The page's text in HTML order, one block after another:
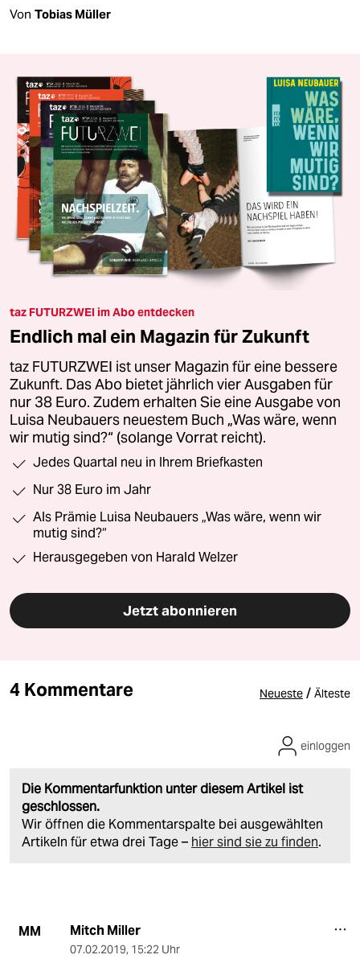
Von Tobias Müller
taz FUTURZWEI im Abo entdecken
Endlich mal ein Magazin für Zukunft
taz FUTURZWEI ist unser Magazin für eine bessere
Zukunft. Das Abo bietet jährlich vier Ausgaben für
nur 38 Euro. Zudem erhalten Sie eine Ausgabe von
Luisa Neubauers neuestem Buch „Was wäre, wenn
wir mutig sind?“ (solange Vorrat reicht).
Jedes Quartal neu in Ihrem Briefkasten
Nur 38 Euro im Jahr
Als Prämie Luisa Neubauers „Was wäre, wenn wir
mutig sind?“
Herausgegeben von Harald Welzer
Jetzt abonnieren
4 Kommentare Neueste / Älteste
Die Kommentarfunktion unter diesem Artikel ist
geschlossen.
Wir öffnen die Kommentarspalte bei ausgewählten
Artikeln für etwa drei Tage – hier sind sie zu finden.
einloggen
MM Mitch Miller
07.02.2019, 15:22 Uhr